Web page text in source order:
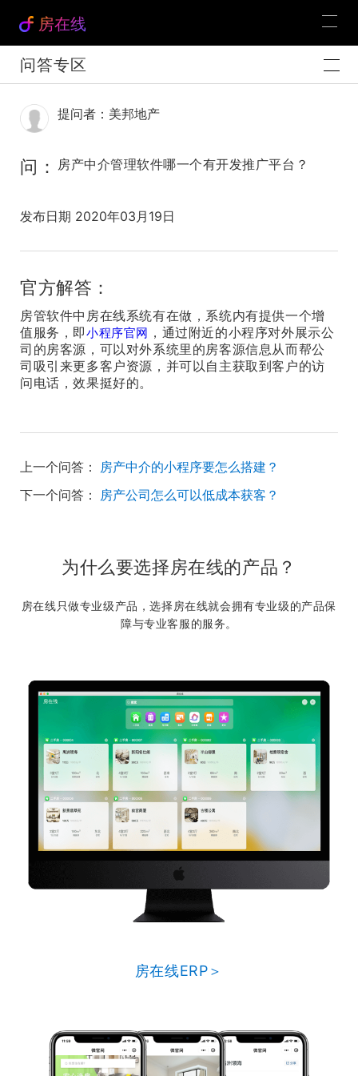
房在线
问答专区
提问者：美邦地产
问： 房产中介管理软件哪一个有开发推广平台？
发布日期 2020年03月19日
官方解答：
房管软件中房在线系统有在做，系统内有提供一个增
值服务，即小程序官网 ，通过附近的小程序对外展示公
司的房客源，可以对外系统里的房客源信息从而帮公
司吸引来更多客户资源，并可以自主获取到客户的访
问电话，效果挺好的。
上一个问答： 房产中介的小程序要怎么搭建？
下一个问答： 房产公司怎么可以低成本获客？
为什么要选择房在线的产品？
房在线只做专业级产品，选择房在线就会拥有专业级的产品保
障与专业客服的服务。
房在线ERP＞